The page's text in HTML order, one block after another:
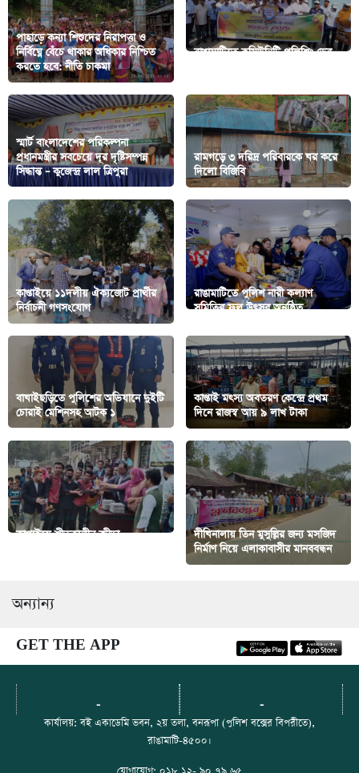
পাহাড়ে কন্যা শিশুদের নিরাপত্তা ও
নির্বিঘ্নে বেঁচে থাকার অধিকার নিশ্চিত
করতে হবে: নীতি চাকমা
রাঙামাটিতে কমিউনিটি পুলিশিং ডের
স্মার্ট বাংলাদেশের পরিকল্পনা
প্রধানমন্ত্রীর সবচেয়ে দূর দৃষ্টিসম্পন্ন
সিদ্ধান্ত – কুজেন্দ্র লাল ত্রিপুরা
রামগড়ে ৩ দরিদ্র পরিবারকে ঘর করে
দিলো বিজিবি
কাপ্তাইয়ে ১১দলীয় ঐক্যজোট প্রার্থীর
নির্বাচনী গণসংযোগ
রাঙামাটিতে পুলিশ নারী কল্যাণ
সমিতির ফল উৎসব অনুষ্ঠিত
বাঘাইছড়িতে পুলিশের অভিযানে দুইটি
চোরাই মেশিনসহ আটক ১
কাপ্তাই মৎস্য অবতরণ কেন্দ্রে প্রথম
দিনে রাজস্ব আয় ৯ লাখ টাকা
কাপ্তাইয়ে শীতকালীন ক্রীড়া
দীঘিনালায় তিন মুসুল্লির জন্য মসজিদ
নির্মাণ নিয়ে এলাকাবাসীর মানববন্ধন
অন্যান্য
GET THE APP
- -
কার্যালয়: বই একাডেমি ভবন, ২য় তলা, বনরূপা (পুলিশ বক্সের বিপরীতে),
রাঙামাটি-৪৫০০।